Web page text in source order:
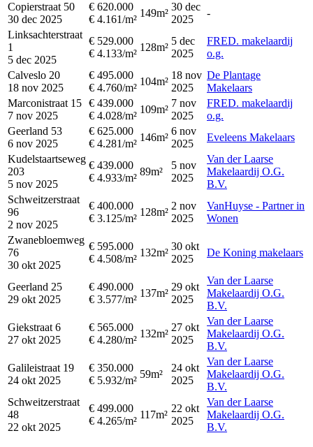
Copierstraat 50
30 dec 2025
€ 620.000
€ 4.161/m²
149m²
30 dec
2025
-
Linksachterstraat
1
5 dec 2025
€ 529.000
€ 4.133/m²
128m²
5 dec
2025
FRED. makelaardij
o.g.
Calveslo 20
18 nov 2025
€ 495.000
€ 4.760/m²
104m²
18 nov
2025
De Plantage
Makelaars
Marconistraat 15
7 nov 2025
€ 439.000
€ 4.028/m²
109m²
7 nov
2025
FRED. makelaardij
o.g.
Geerland 53
6 nov 2025
€ 625.000
€ 4.281/m²
146m²
6 nov
2025
Eveleens Makelaars
Kudelstaartseweg
203
5 nov 2025
€ 439.000
€ 4.933/m²
89m²
5 nov
2025
Van der Laarse
Makelaardij O.G.
B.V.
Schweitzerstraat
96
2 nov 2025
€ 400.000
€ 3.125/m²
128m²
2 nov
2025
VanHuyse - Partner in
Wonen
Zwanebloemweg
76
30 okt 2025
€ 595.000
€ 4.508/m²
132m²
30 okt
2025
De Koning makelaars
Geerland 25
29 okt 2025
€ 490.000
€ 3.577/m²
137m²
29 okt
2025
Van der Laarse
Makelaardij O.G.
B.V.
Giekstraat 6
27 okt 2025
€ 565.000
€ 4.280/m²
132m²
27 okt
2025
Van der Laarse
Makelaardij O.G.
B.V.
Galileistraat 19
24 okt 2025
€ 350.000
€ 5.932/m²
59m²
24 okt
2025
Van der Laarse
Makelaardij O.G.
B.V.
Schweitzerstraat
48
22 okt 2025
€ 499.000
€ 4.265/m²
117m²
22 okt
2025
Van der Laarse
Makelaardij O.G.
B.V.